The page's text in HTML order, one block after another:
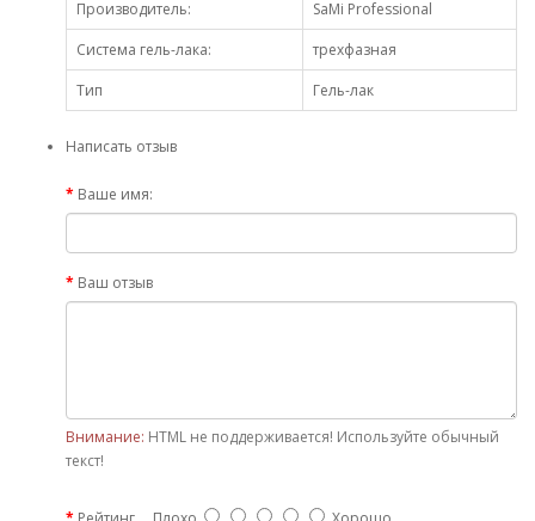
Производитель:
SaMi Professional
Система гель-лака:
трехфазная
Тип
Гель-лак
Написать отзыв
Ваше имя:
Ваш отзыв
Внимание: HTML не поддерживается! Используйте обычный
текст!